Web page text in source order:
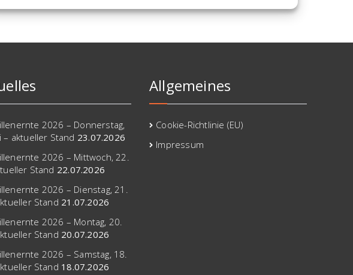
2026 – Donnerstag,
– aktueller Stand 23.07.2026
2026 – Mittwoch, 22.
Stand 22.07.2026
2026 – Dienstag, 21.
Stand 21.07.2026
2026 – Montag, 20.
Stand 20.07.2026
2026 – Samstag, 18.
Stand 18.07.2026
Allgemeines
Cookie-Richtlinie (EU)
Impressum